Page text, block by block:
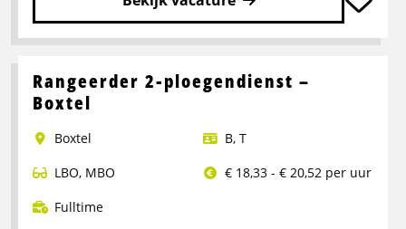
Lees
over
Portaalwagen
Rangeerder 2-ploegendienst –
Boxtel
Boxtel B, T
LBO, MBO
€ 18,33 - € 20,52 per uur
Fulltime